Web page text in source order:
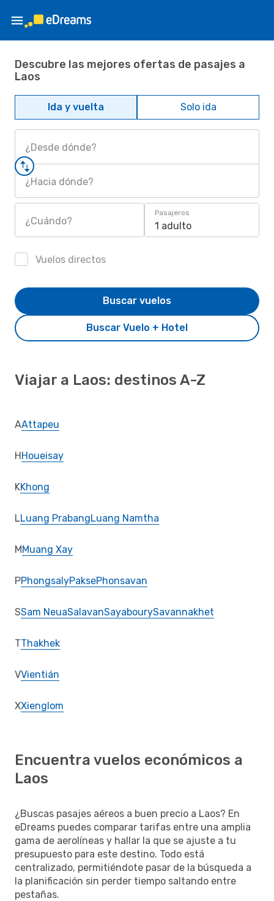
Descubre las mejores ofertas de pasajes a
Laos
Ida y vuelta Solo ida
¿Desde dónde?
¿Hacia dónde?
¿Cuándo?
Pasajeros
1 adulto
Vuelos directos
Buscar Vuelo + Hotel
Buscar vuelos
Viajar a Laos: destinos A-Z
AAttapeu
HHoueisay
KKhong
LLuang PrabangLuang Namtha
MMuang Xay
PPhongsalyPaksePhonsavan
SSam NeuaSalavanSayabourySavannakhet
TThakhek
VVientián
XXienglom
Encuentra vuelos económicos a
Laos
¿Buscas pasajes aéreos a buen precio a Laos? En
eDreams puedes comparar tarifas entre una amplia
gama de aerolíneas y hallar la que se ajuste a tu
presupuesto para este destino. Todo está
centralizado, permitiéndote pasar de la búsqueda a
la planificación sin perder tiempo saltando entre
pestañas.